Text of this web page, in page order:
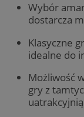
Wybór
dostarcza
Klasyczne
idealne do
Możliwość
gry z